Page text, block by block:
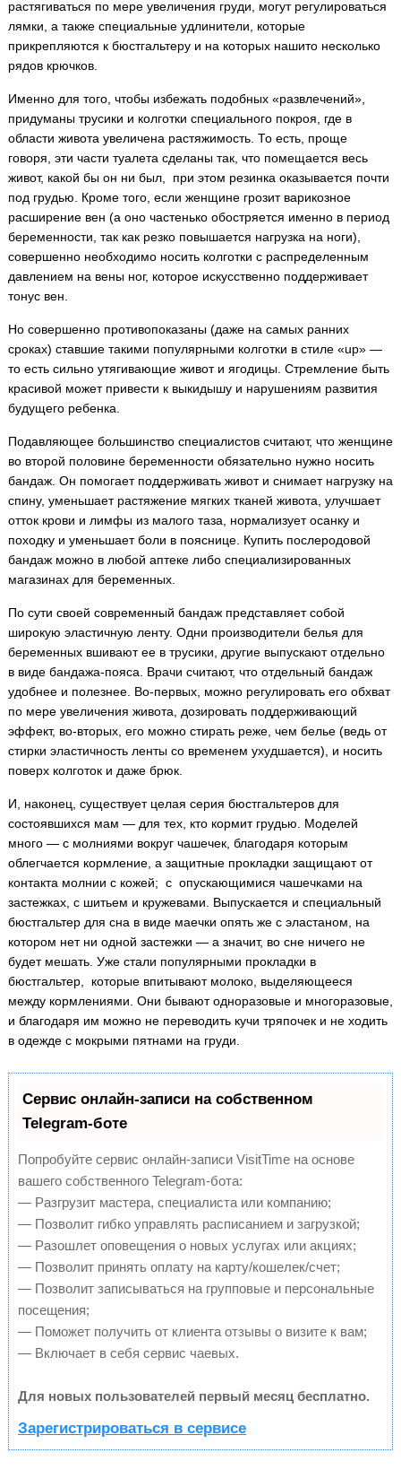
растягиваться по мере увеличения груди, могут регулироваться
лямки, а также специальные удлинители, которые
прикрепляются к бюстгальтеру и на которых нашито несколько
рядов крючков.
Именно для того, чтобы избежать подобных «развлечений»,
придуманы трусики и колготки специального покроя, где в
области живота увеличена растяжимость. То есть, проще
говоря, эти части туалета сделаны так, что помещается весь
живот, какой бы он ни был, при этом резинка оказывается почти
под грудью. Кроме того, если женщине грозит варикозное
расширение вен (а оно частенько обостряется именно в период
беременности, так как резко повышается нагрузка на ноги),
совершенно необходимо носить колготки с распределенным
давлением на вены ног, которое искусственно поддерживает
тонус вен.
Но совершенно противопоказаны (даже на самых ранних
сроках) ставшие такими популярными колготки в стиле «up» —
то есть сильно утягивающие живот и ягодицы. Стремление быть
красивой может привести к выкидышу и нарушениям развития
будущего ребенка.
Подавляющее большинство специалистов считают, что женщине
во второй половине беременности обязательно нужно носить
бандаж. Он помогает поддерживать живот и снимает нагрузку на
спину, уменьшает растяжение мягких тканей живота, улучшает
отток крови и лимфы из малого таза, нормализует осанку и
походку и уменьшает боли в пояснице. Купить послеродовой
бандаж можно в любой аптеке либо специализированных
магазинах для беременных.
По сути своей современный бандаж представляет собой
широкую эластичную ленту. Одни производители белья для
беременных вшивают ее в трусики, другие выпускают отдельно
в виде бандажа-пояса. Врачи считают, что отдельный бандаж
удобнее и полезнее. Во-первых, можно регулировать его обхват
по мере увеличения живота, дозировать поддерживающий
эффект, во-вторых, его можно стирать реже, чем белье (ведь от
стирки эластичность ленты со временем ухудшается), и носить
поверх колготок и даже брюк.
И, наконец, существует целая серия бюстгальтеров для
состоявшихся мам — для тех, кто кормит грудью. Моделей
много — с молниями вокруг чашечек, благодаря которым
облегчается кормление, а защитные прокладки защищают от
контакта молнии с кожей; с опускающимися чашечками на
застежках, с шитьем и кружевами. Выпускается и специальный
бюстгальтер для сна в виде маечки опять же с эластаном, на
котором нет ни одной застежки — а значит, во сне ничего не
будет мешать. Уже стали популярными прокладки в
бюстгальтер, которые впитывают молоко, выделяющееся
между кормлениями. Они бывают одноразовые и многоразовые,
и благодаря им можно не переводить кучи тряпочек и не ходить
в одежде с мокрыми пятнами на груди.
Сервис онлайн-записи на собственном
Telegram-боте
Попробуйте сервис онлайн-записи VisitTime на основе
вашего собственного Telegram-бота:
— Разгрузит мастера, специалиста или компанию;
— Позволит гибко управлять расписанием и загрузкой;
— Разошлет оповещения о новых услугах или акциях;
— Позволит принять оплату на карту/кошелек/счет;
— Позволит записываться на групповые и персональные
посещения;
— Поможет получить от клиента отзывы о визите к вам;
— Включает в себя сервис чаевых.
Для новых пользователей первый месяц бесплатно.
Зарегистрироваться в сервисе